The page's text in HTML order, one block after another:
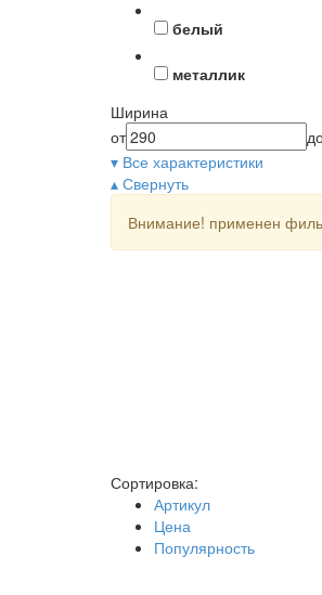
белый
металлик
Ширина
от
▾ Все характеристики
▴ Свернуть
Внимание! применен
Сортировка:
Артикул
Цена
Популярность